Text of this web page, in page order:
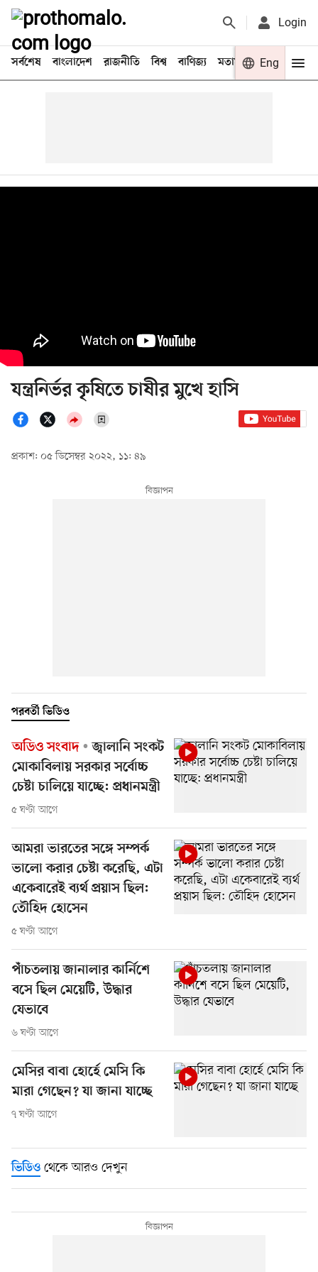
Login
সর্বশেষ বাংলাদেশ রাজনীতি বিশ্ব বাণিজ্য মতামত খেলা
Eng
যন্ত্রনির্ভর কৃষিতে চাষীর মুখে হাসি
প্রকাশ: ০৫ ডিসেম্বর ২০২২, ১১: ৪৯
পরবর্তী ভিডিও
অডিও সংবাদ
জ্বালানি সংকট
মোকাবিলায় সরকার সর্বোচ্চ
চেষ্টা চালিয়ে যাচ্ছে: প্রধানমন্ত্রী
৫ ঘণ্টা আগে
আমরা ভারতের সঙ্গে সম্পর্ক
ভালো করার চেষ্টা করেছি, এটা
একেবারেই ব্যর্থ প্রয়াস ছিল:
তৌহিদ হোসেন
৫ ঘণ্টা আগে
পাঁচতলায় জানালার কার্নিশে
বসে ছিল মেয়েটি, উদ্ধার
যেভাবে
৬ ঘণ্টা আগে
মেসির বাবা হোর্হে মেসি কি
মারা গেছেন? যা জানা যাচ্ছে
৭ ঘণ্টা আগে
ভিডিও থেকে আরও দেখুন